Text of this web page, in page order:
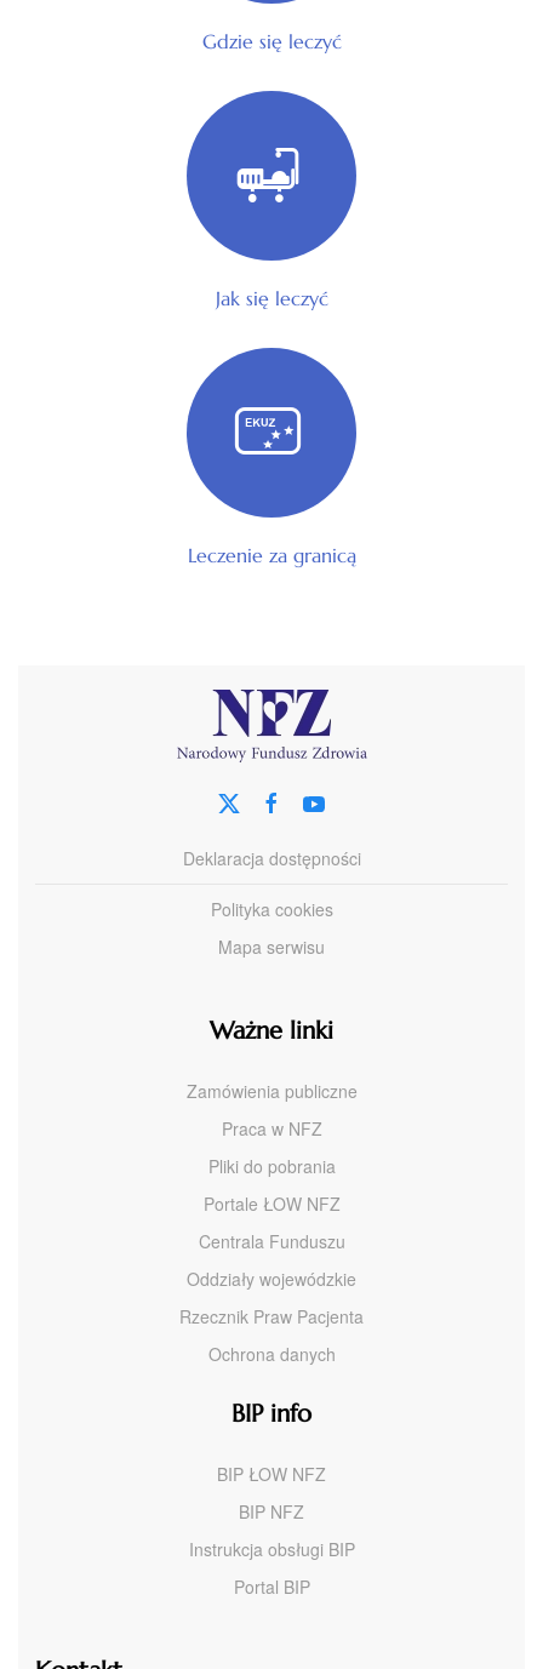
Gdzie się leczyć
Jak się leczyć
Leczenie za granicą
Deklaracja dostępności
Polityka cookies
Mapa serwisu
Ważne linki
Zamówienia publiczne
Praca w NFZ
Pliki do pobrania
Portale ŁOW NFZ
Centrala Funduszu
Oddziały wojewódzkie
Rzecznik Praw Pacjenta
Ochrona danych
BIP info
BIP ŁOW NFZ
BIP NFZ
Instrukcja obsługi BIP
Portal BIP